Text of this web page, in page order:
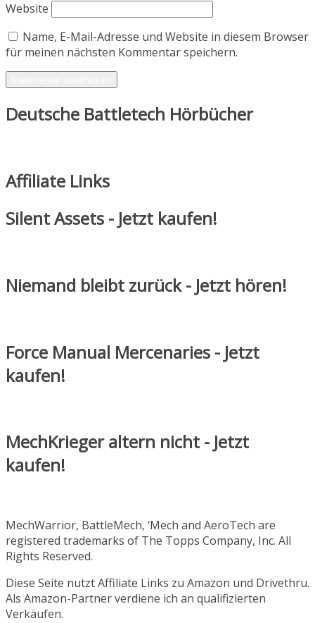
Website
Name, E-Mail-Adresse und Website in diesem Browser
für meinen nächsten Kommentar speichern.
Deutsche Battletech Hörbücher
Affiliate Links
Silent Assets - Jetzt kaufen!
Niemand bleibt zurück - Jetzt hören!
Force Manual Mercenaries - Jetzt
kaufen!
MechKrieger altern nicht - Jetzt
kaufen!
MechWarrior, BattleMech, ‘Mech and AeroTech are
registered trademarks of The Topps Company, Inc. All
Rights Reserved.
Diese Seite nutzt Affiliate Links zu Amazon und Drivethru.
Als Amazon-Partner verdiene ich an qualifizierten
Verkäufen.